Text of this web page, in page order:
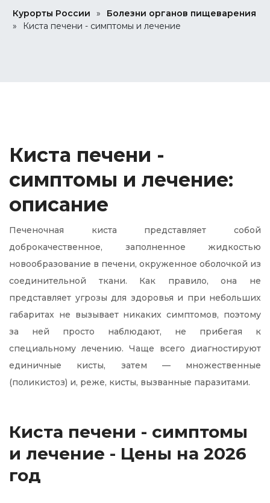
Курорты России »
Болезни органов пищеварения
»
Киста печени - симптомы и лечение
Киста печени -
симптомы и лечение:
описание
Печеночная киста представляет собой
доброкачественное, заполненное жидкостью
новообразование в печени, окруженное оболочкой из
соединительной ткани. Как правило, она не
представляет угрозы для здоровья и при небольших
габаритах не вызывает никаких симптомов, поэтому
за ней просто наблюдают, не прибегая к
специальному лечению. Чаще всего диагностируют
единичные кисты, затем — множественные
(поликистоз) и, реже, кисты, вызванные паразитами.
Киста печени - симптомы
и лечение - Цены на 2026
год